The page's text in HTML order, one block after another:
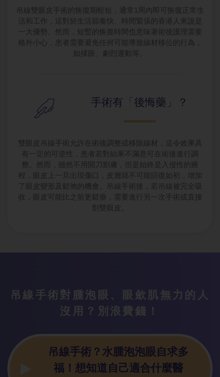
吊線雙眼皮手術的恢復期較短，通常1周內即可恢復正常生
活和工作，這對於生活節奏快、時間緊張的香港人來說是
一大優勢。然而，短暫的恢復時間也意味著術後護理需要
格外小心，患者需要避免任何可能導致線材移位的行為，
如揉眼、劇烈運動等。
手術有「後悔藥」？
雙眼皮吊線手術允許在術後調整或移除線材，這令效果具
有一定的可逆性，患者若對結果不滿意可在術後進行調
整。然而，雖然不用開刀割膚，但是始終是入侵性的療
程，眼皮上一旦出現傷口，皮層就不可能回復如初，增加
了眼皮變形及鬆弛的機會。吊線手術後，若吊線被完全吸
收，眼皮可能比之前更鬆垂，需要進行另一次手術或直接
割雙眼皮。
吊線手術對腫泡眼、眼歛肌無力的人
沒用？別浪費錢！
吊線手術？水腫泡泡眼自求多
福！想知道自己適合什麼醫